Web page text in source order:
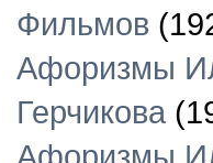
Фильмов
Афоризмы
Герчикова